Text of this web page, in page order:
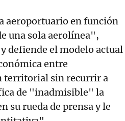
aeroportuario en función
una sola aerolínea",
defiende el modelo actual
entre
territorial sin recurrir a
de "inadmisible" la
su rueda de prensa y le